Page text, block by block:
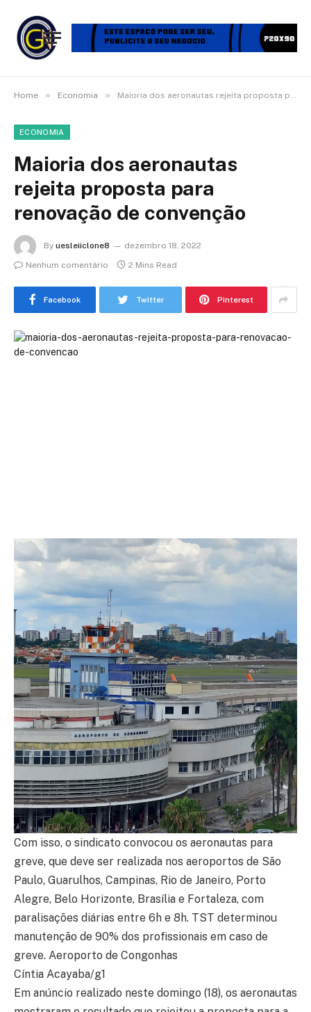
Home » Economia » Maioria dos aeronautas rejeita proposta para renovação de convenção
ECONOMIA
Maioria dos aeronautas
rejeita proposta para
renovação de convenção
By uesleiiclone8
dezembro 18, 2022
Nenhum comentário
2 Mins Read
Facebook Twitter Pinterest
Com isso, o sindicato convocou os aeronautas para
greve, que deve ser realizada nos aeroportos de São
Paulo, Guarulhos, Campinas, Rio de Janeiro, Porto
Alegre, Belo Horizonte, Brasília e Fortaleza, com
paralisações diárias entre 6h e 8h. TST determinou
manutenção de 90% dos profissionais em caso de
greve. Aeroporto de Congonhas
Cíntia Acayaba/g1
Em anúncio realizado neste domingo (18), os aeronautas